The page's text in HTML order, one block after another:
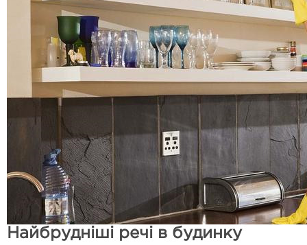
Найбрудніші речі в будинку